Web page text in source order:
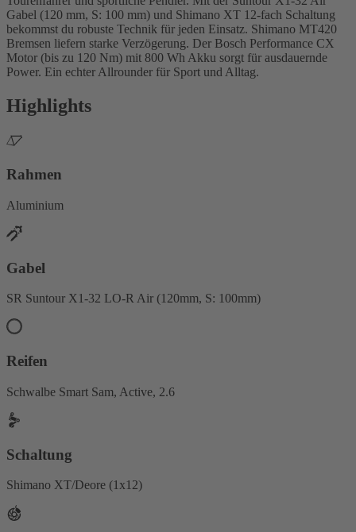
Gabel (120 mm, S: 100 mm) und Shimano XT 12-fach Schaltung
bekommst du robuste Technik für jeden Einsatz. Shimano MT420
Bremsen liefern starke Verzögerung. Der Bosch Performance CX
Motor (bis zu 120 Nm) mit 800 Wh Akku sorgt für ausdauernde
Power. Ein echter Allrounder für Sport und Alltag.
Highlights
Rahmen
Aluminium
Gabel
SR Suntour X1-32 LO-R Air (120mm, S: 100mm)
Reifen
Schwalbe Smart Sam, Active, 2.6
Schaltung
Shimano XT/Deore (1x12)